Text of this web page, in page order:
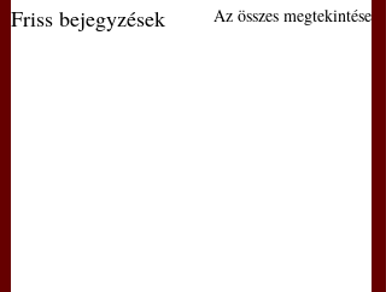
Friss bejegyzések Az összes megtekintése